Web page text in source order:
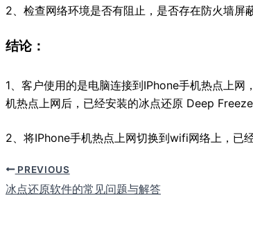
2、检查网络环境是否有阻止，是否存在防火墙屏
结论：
1、客户使用的是电脑连接到IPhone手机热点上
机热点上网后，已经安装的冰点还原 Deep
2、将IPhone手机热点上网切换到wifi网络上，已
PREVIOUS
冰点还原软件的常见问题与解答